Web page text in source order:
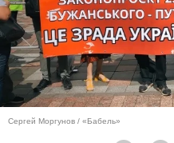
Сергей Моргунов / «Бабель»